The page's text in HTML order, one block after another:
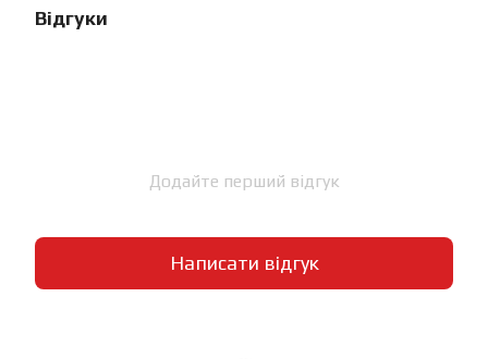
Відгуки
Додайте перший відгук
Написати відгук